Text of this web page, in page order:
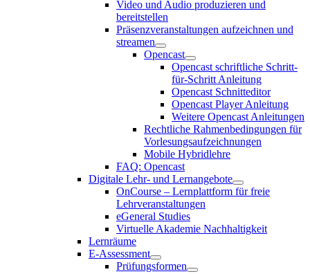
Video und Audio produzieren und
bereitstellen
Präsenzveranstaltungen aufzeichnen und
streamen
Opencast
Opencast schriftliche Schritt-
für-Schritt Anleitung
Opencast Schnitteditor
Opencast Player Anleitung
Weitere Opencast Anleitungen
Rechtliche Rahmenbedingungen für
Vorlesungsaufzeichnungen
Mobile Hybridlehre
FAQ: Opencast
Digitale Lehr- und Lernangebote
OnCourse – Lernplattform für freie
Lehrveranstaltungen
eGeneral Studies
Virtuelle Akademie Nachhaltigkeit
Lernräume
E-Assessment
Prüfungsformen